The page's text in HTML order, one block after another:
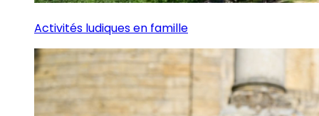
Activités ludiques en famille